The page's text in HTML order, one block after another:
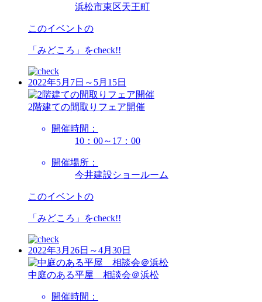
浜松市東区天王町
このイベントの
「みどころ」をcheck!!
2022年5月7日～5月15日
2階建ての間取りフェア開催
開催時間：
10：00～17：00
開催場所：
今井建設ショールーム
このイベントの
「みどころ」をcheck!!
2022年3月26日～4月30日
中庭のある平屋 相談会＠浜松
開催時間：